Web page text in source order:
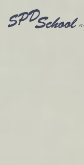
コンテンツへスキップ